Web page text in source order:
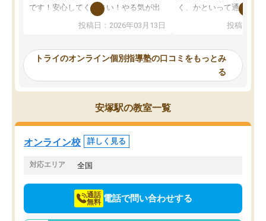
です！安心してください！やる気が出
ないのは私たち講師の責任です」と言
ってくださり、確かに！と考えて、思
ったんですが、学生の先生から学ぶこ
み、徐々に成績が上がったらいいなと
思っていました。何が今足りないのか
を的確に指導いただき、子どももびっ
くりするほど楽しんでやる気を持って
塾を受けています。狙い通り、少しず
つ成績も上がり、苦手意識も無くなっ
てきたので、さらに苦手な数学も追加
でお願いしました。来年の高校受験に
投稿日：2026年03月13日
く、かといって通うには
可能なので本当に助か
らないところをピンポイ
頂いて、とてもわかり
していました。一生を
スト、多少お金がかかっ
投稿日：
トライのオンライン個別指導塾の口コミをもっとみ
る
安塚駅の教室一覧
オンライン校 詳しく見る
対応エリア 全国
通話
無料 電話で問い合わせする